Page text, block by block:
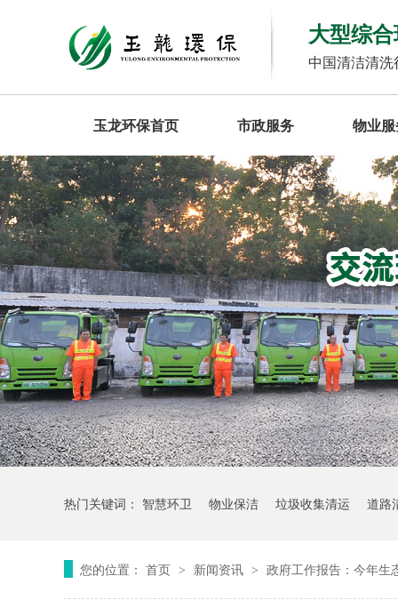
大型综
中国清洁清
玉龙环保首页 市政服务 物业
热门关键词： 智慧环卫 物业保洁 垃圾收集清运 道路
您的位置： 首页 > 新闻资讯 > 政府工作报告：今年生